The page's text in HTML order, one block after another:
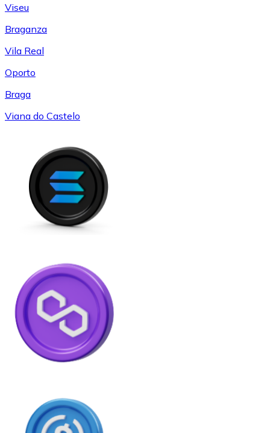
Viseu
Braganza
Vila Real
Oporto
Braga
Viana do Castelo